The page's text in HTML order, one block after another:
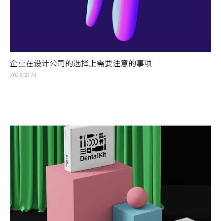
企业在设计公司的选择上需要注意的事项
2023.08.24